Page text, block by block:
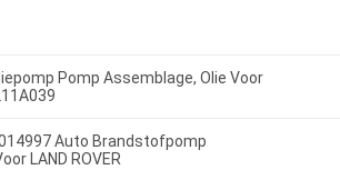
Pomp Assemblage, Olie Voor
Auto Brandstofpomp
LAND ROVER